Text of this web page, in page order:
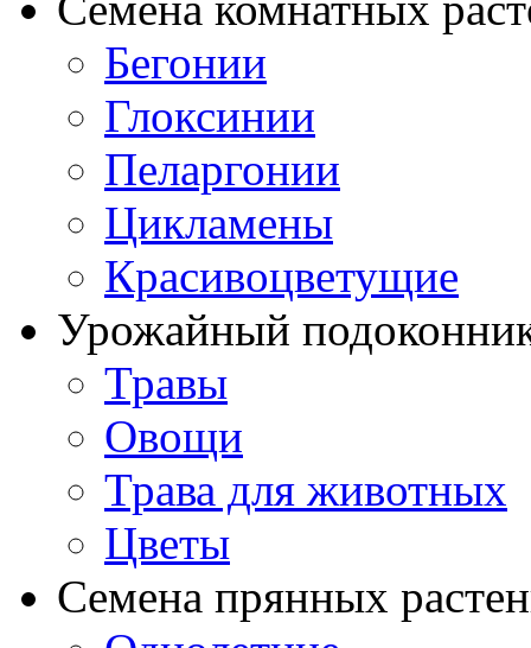
Бегонии
Глоксинии
Пеларгонии
Цикламены
Красивоцветущие
Урожайный
Травы
Овощи
Трава для животных
Цветы
Семена прянных